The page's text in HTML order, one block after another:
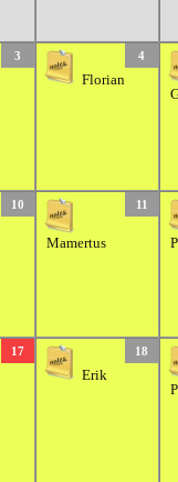
3 4
Florian
10 11
Mamertus
17 18
Erik